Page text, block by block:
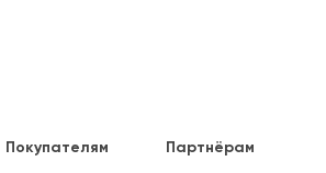
Покупателям Партнёрам